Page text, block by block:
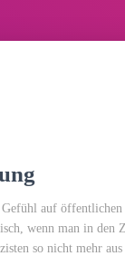
Gefühl auf
wenn man in den
so nicht mehr